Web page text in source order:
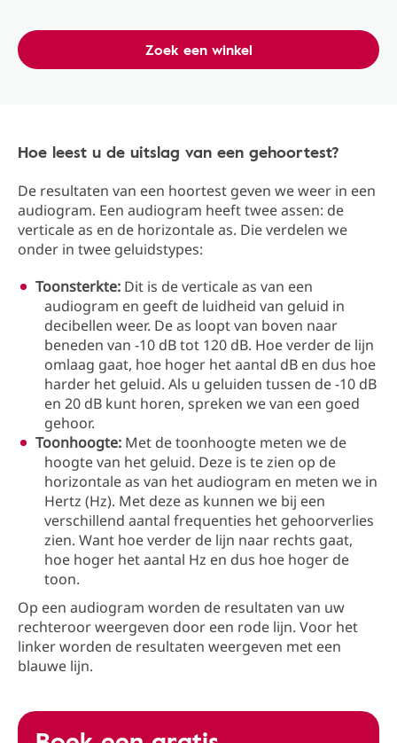
Zoek een winkel
Hoe leest u de uitslag van een gehoortest?
De resultaten van een hoortest geven we weer in een
audiogram. Een audiogram heeft twee assen: de
verticale as en de horizontale as. Die verdelen we
onder in twee geluidstypes:
Toonsterkte: Dit is de verticale as van een
audiogram en geeft de luidheid van geluid in
decibellen weer. De as loopt van boven naar
beneden van -10 dB tot 120 dB. Hoe verder de lijn
omlaag gaat, hoe hoger het aantal dB en dus hoe
harder het geluid. Als u geluiden tussen de -10 dB
en 20 dB kunt horen, spreken we van een goed
gehoor.
Toonhoogte: Met de toonhoogte meten we de
hoogte van het geluid. Deze is te zien op de
horizontale as van het audiogram en meten we in
Hertz (Hz). Met deze as kunnen we bij een
verschillend aantal frequenties het gehoorverlies
zien. Want hoe verder de lijn naar rechts gaat,
hoe hoger het aantal Hz en dus hoe hoger de
toon.
Op een audiogram worden de resultaten van uw
rechteroor weergeven door een rode lijn. Voor het
linker worden de resultaten weergeven met een
blauwe lijn.